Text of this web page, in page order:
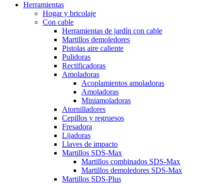
Herramientas
Hogar y bricolaje
Con cable
Herramientas de jardín con cable
Martillos demoledores
Pistolas aire caliente
Pulidoras
Rectificadoras
Amoladoras
Acoplamientos amoladoras
Amoladoras
Miniamoladoras
Atornilladores
Cepillos y regruesos
Fresadora
Lijadoras
Llaves de impacto
Martillos SDS-Max
Martillos combinados SDS-Max
Martillos demoledores SDS-Max
Martillos SDS-Plus